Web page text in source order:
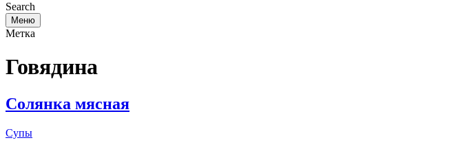
Search
Меню
Метка
Говядина
Солянка мясная
Супы